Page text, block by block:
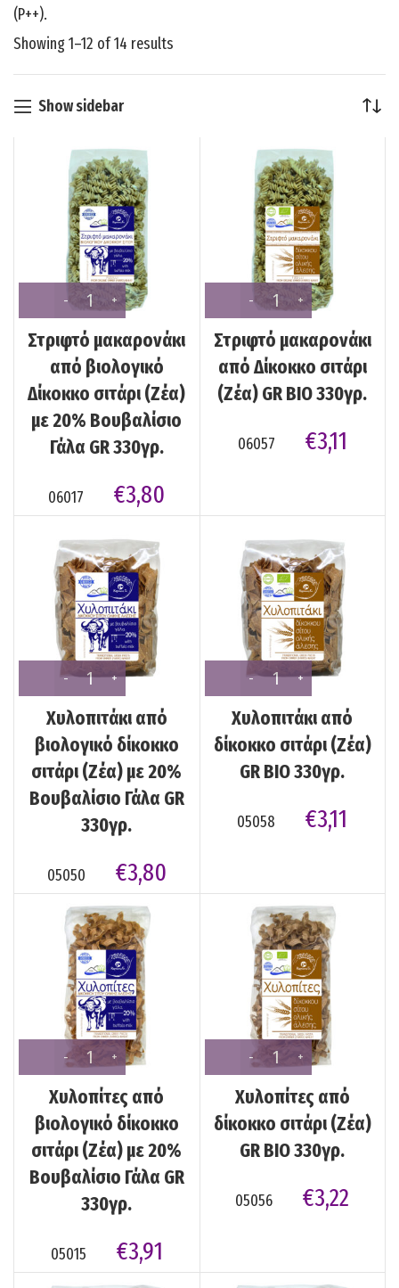
(P++).
Showing 1–12 of 14 results
Show sidebar
Στριφτό μακαρονάκι
από βιολογικό
Δίκοκκο σιτάρι (Ζέα)
με 20% Βουβαλίσιο
Γάλα GR 330γρ.
06017 €3,80
Στριφτό μακαρονάκι
από Δίκοκκο σιτάρι
(Ζέα) GR BIO 330γρ.
06057 €3,11
Χυλοπιτάκι από
βιολογικό δίκοκκο
σιτάρι (Ζέα) με 20%
Βουβαλίσιο Γάλα GR
330γρ.
05050 €3,80
Χυλοπιτάκι από
δίκοκκο σιτάρι (Ζέα)
GR BIO 330γρ.
05058 €3,11
Χυλοπίτες από
βιολογικό δίκοκκο
σιτάρι (Ζέα) με 20%
Βουβαλίσιο Γάλα GR
330γρ.
05015 €3,91
Χυλοπίτες από
δίκοκκο σιτάρι (Ζέα)
GR BIO 330γρ.
05056 €3,22